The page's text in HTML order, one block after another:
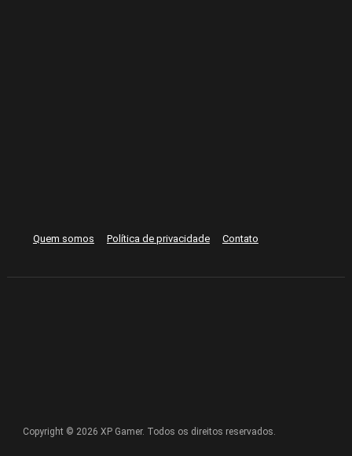
Quem somos Política de privacidade Contato
Copyright © 2026 XP Gamer. Todos os direitos reservados.